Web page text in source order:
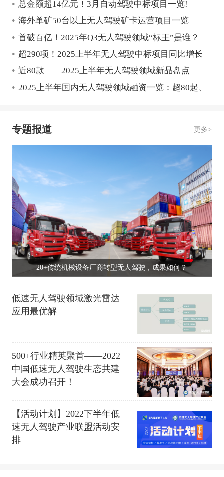
• 总金额超14亿元！3月自动驾驶中标项目一览!
• 海外单矿50台以上无人驾驶矿卡运营项目一览
• 首破百亿！2025年Q3无人驾驶领域“标王”是谁？
• 超290项！2025上半年无人驾驶中标项目同比增长
67%
• 近80款——2025上半年无人驾驶领域新品盘点
• 2025上半年国内无人驾驶领域融资一览：超80起、
专题报道 更多>
20+传统机械设备厂商转型无人驾驶，成果如何？
低速无人驾驶领域激光雷达
应用最优解
500+行业精英聚首——2022
中国低速无人驾驶生态共建
大会成功召开！
【活动计划】2022下半年低
速无人驾驶产业联盟活动安
排